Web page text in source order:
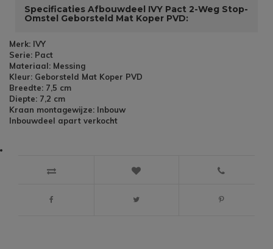
Specificaties Afbouwdeel IVY Pact 2-Weg Stop-
Omstel Geborsteld Mat Koper PVD:
Merk: IVY
Serie: Pact
Materiaal: Messing
Kleur: Geborsteld Mat Koper PVD
Breedte: 7,5 cm
Diepte: 7,2 cm
Kraan montagewijze: Inbouw
Inbouwdeel apart verkocht